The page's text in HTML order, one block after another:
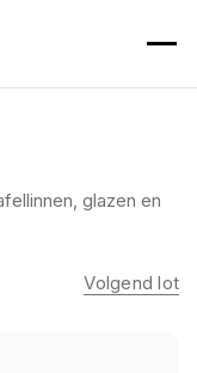
glazen en
Volgend lot